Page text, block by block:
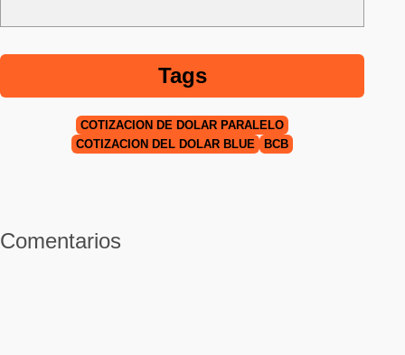
Tags
COTIZACIÓN DE DÓLAR PARALELO
COTIZACIÓN DEL DÓLAR BLUE
BCB
Comentarios